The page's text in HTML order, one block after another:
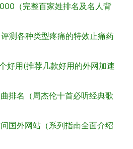
（完整百家姓排名及名人背
测各种类型疼痛的特效止痛药
好用(推荐几款好用的外网加速
排名（周杰伦十首必听经典歌
国外网站（系列指南全面介绍